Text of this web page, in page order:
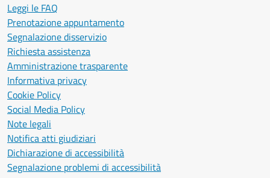
Leggi le FAQ
Prenotazione appuntamento
Segnalazione disservizio
Richiesta assistenza
Amministrazione trasparente
Informativa privacy
Cookie Policy
Social Media Policy
Note legali
Notifica atti giudiziari
Dichiarazione di accessibilità
Segnalazione problemi di accessibilità